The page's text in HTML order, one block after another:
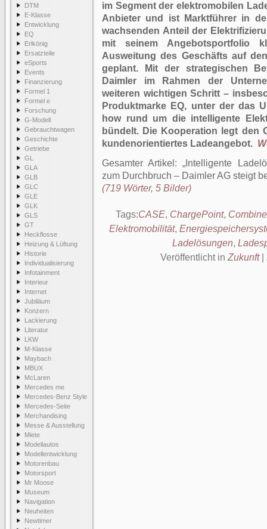
DTM
E-Klasse
Entwicklung
EQ
Erlkönig
Ersatzteile
eSports
Events
Finanzierung
Formel 1
Formel e
Forschung
G-Modell
Gebrauchtwagen
Geschichte
Getriebe
GL
GLA
GLB
GLC
GLE
GLK
GLS
GT
Heckflosse
Heizung & Lüftung
Historie
Individualisierung
Infotainment
Interieur
Internet
Jubiläum
Konzern
Lackierung
Literatur
LKW
M-Klasse
Maybach
MBUX
McLaren
Mercedes me
Mercedes-Benz Style
Mercedes-Seite
Merchandising
Messe & Ausstellung
Miete
Modellautos
Modellentwicklung
Motorenbau
Motorsport
Mr Moose
Museum
Navigation
Neuheiten
Newtimer
im Segment der elektromobilen
Anbieter und ist Marktführer in
wachsenden Anteil der
mit seinem Angebotsportfolio
Ausweitung des Geschäfts auf
geplant. Mit der strategischen
Daimler im Rahmen der
weiteren wichtigen Schritt –
Produktmarke EQ, unter der das
how rund um die intelligente
bündelt. Die Kooperation legt den
kundenorientiertes Ladeangebot.
Gesamter Artikel: Intelligente
zum Durchbruch – Daimler AG steigt
(719 Wörter, 5 Bilder)
Tags:CASE, ChargePoint,
Elektromobilität,
Ladelösungen,
Veröffentlicht in Zukunft|